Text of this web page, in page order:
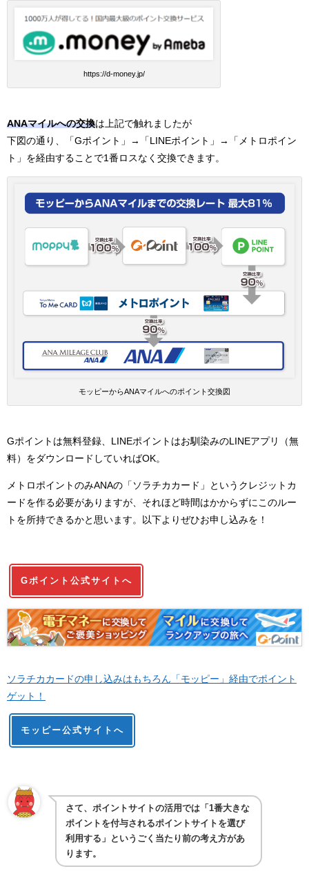
https://d-money.jp/
ANAマイルへの交換は上記で触れましたが
下図の通り、「Gポイント」→「LINEポイント」→「メトロポイン
ト」を経由することで1番ロスなく交換できます。
モッピーからANAマイルへのポイント交換図
Gポイントは無料登録、LINEポイントはお馴染みのLINEアプリ（無
料）をダウンロードしていればOK。
メトロポイントのみANAの「ソラチカカード」というクレジットカ
ードを作る必要がありますが、それほど時間はかからずにこのルー
トを所持できるかと思います。以下よりぜひお申し込みを！
Gポイント公式サイトへ
ソラチカカードの申し込みはもちろん「モッピー」経由でポイント
ゲット！
モッピー公式サイトへ
さて、ポイントサイトの活用では「1番大きな
ポイントを付与されるポイントサイトを選び
利用する」というごく当たり前の考え方があ
ります。